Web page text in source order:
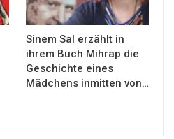
Sinem Sal erzählt in
ihrem Buch Mihrap die
Geschichte eines
Mädchens inmitten von…